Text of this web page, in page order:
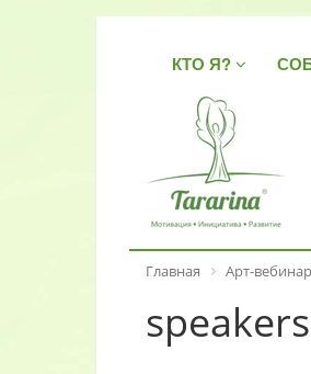
КТО Я?
Главная Арт-
speakers